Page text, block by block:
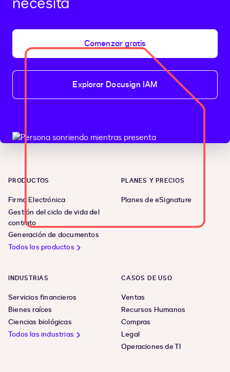
Comenzar gratis
Explorar Docusign IAM
PRODUCTOS
Firma Electrónica
Gestión del ciclo de vida del
contrato
Generación de documentos
Todos los productos
PLANES Y PRECIOS
Planes de eSignature
INDUSTRIAS
Servicios financieros
Bienes raíces
Ciencias biológicas
Todos las industrias
CASOS DE USO
Ventas
Recursos Humanos
Compras
Legal
Operaciones de TI